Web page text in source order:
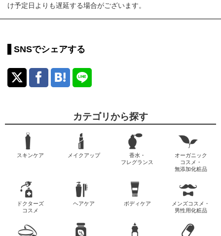
け予定日よりも遅延する場合がございます。
SNSでシェアする
カテゴリから探す
スキンケア メイクアップ
香水・
フレグランス
オーガニック
コスメ・
無添加化粧品
ドクターズ
コスメ
ヘアケア ボディケア
メンズコスメ・
男性用化粧品